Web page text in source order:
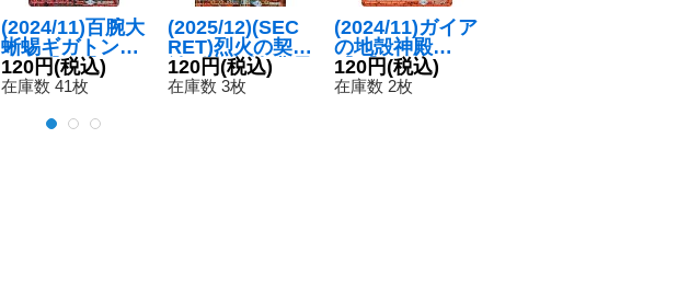
(2024/11)百腕大
蜥蜴ギガトンケ
イル【NX】{BS
69-NX01}《赤》
120円(税込)
在庫数 41枚
(2025/12)(SEC
RET)烈火の契約
神烈火幸村(背景
シンボル)【CP-
120円(税込)
在庫数 3枚
(2024/11)ガイア
の地殻神殿
【R】{BS69-06
7}《赤》
120円(税込)
在庫数 2枚